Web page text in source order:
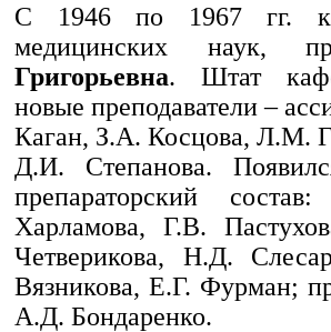
С 1946 по 1967 гг.
медицинских наук,
Григорьевна. Штат
новые преподаватели –
Каган, З.А. Косцова, Л.М.
Д.И. Степанова.
препараторский
Харламова, Г.В.
Четверикова, Н.Д.
Вязникова, Е.Г. Фурман;
А.Д. Бондаренко.